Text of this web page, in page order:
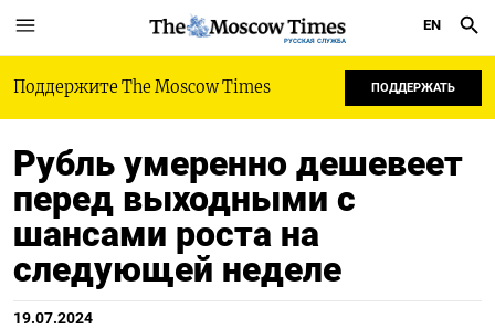
РУССКАЯ СЛУЖБА
EN
Поддержите The Moscow Times ПОДДЕРЖАТЬ
Рубль умеренно дешевеет
перед выходными с
шансами роста на
следующей неделе
19.07.2024